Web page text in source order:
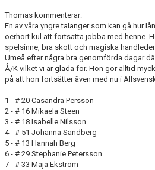
Thomas kommenterar:
En av våra yngre talanger som kan gå hur
oerhört kul att fortsätta jobba med henne.
spelsinne, bra skott och magiska
Umeå efter några bra genomförda dagar
Å/K vilket vi är glada för. Hon gör alltid
på att hon fortsätter även med nu i
1 - # 20 Casandra Persson
2 - # 16 Mikaela Steen
3 - # 18 Isabelle Nilsson
4 - # 51 Johanna Sandberg
5 - # 13 Hannah Berg
6 - # 29 Stephanie Petersson
7 - # 33 Maja Ekström